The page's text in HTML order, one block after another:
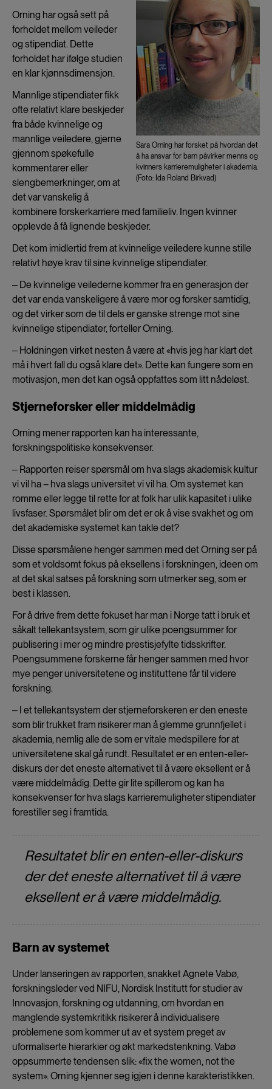
Sara Orning har forsket på hvordan det
å ha ansvar for barn påvirker menns og
kvinners karrieremuligheter i akademia.
(Foto: Ida Roland Birkvad)
Orning har også sett på
forholdet mellom veileder
og stipendiat. Dette
forholdet har ifølge studien
en klar kjønnsdimensjon.
Mannlige stipendiater fikk
ofte relativt klare beskjeder
fra både kvinnelige og
mannlige veiledere, gjerne
gjennom spøkefulle
kommentarer eller
slengbemerkninger, om at
det var vanskelig å
kombinere forskerkarriere med familieliv. Ingen kvinner
opplevde å få lignende beskjeder.
Det kom imidlertid frem at kvinnelige veiledere kunne stille
relativt høye krav til sine kvinnelige stipendiater.
‒ De kvinnelige veilederne kommer fra en generasjon der
det var enda vanskeligere å være mor og forsker samtidig,
og det virker som de til dels er ganske strenge mot sine
kvinnelige stipendiater, forteller Orning.
‒ Holdningen virket nesten å være at «hvis jeg har klart det
må i hvert fall du også klare det». Dette kan fungere som en
motivasjon, men det kan også oppfattes som litt nådeløst.
Stjerneforsker eller middelmådig
Orning mener rapporten kan ha interessante,
forskningspolitiske konsekvenser.
‒ Rapporten reiser spørsmål om hva slags akademisk kultur
vi vil ha – hva slags universitet vi vil ha. Om systemet kan
romme eller legge til rette for at folk har ulik kapasitet i ulike
livsfaser. Spørsmålet blir om det er ok å vise svakhet og om
det akademiske systemet kan takle det?
Disse spørsmålene henger sammen med det Orning ser på
som et voldsomt fokus på eksellens i forskningen, ideen om
at det skal satses på forskning som utmerker seg, som er
best i klassen.
For å drive frem dette fokuset har man i Norge tatt i bruk et
såkalt tellekantsystem, som gir ulike poengsummer for
publisering i mer og mindre prestisjefylte tidsskrifter.
Poengsummene forskerne får henger sammen med hvor
mye penger universitetene og instituttene får til videre
forskning.
‒ I et tellekantsystem der stjerneforskeren er den eneste
som blir trukket fram risikerer man å glemme grunnfjellet i
akademia, nemlig alle de som er vitale medspillere for at
universitetene skal gå rundt. Resultatet er en enten-eller-
diskurs der det eneste alternativet til å være eksellent er å
være middelmådig. Dette gir lite spillerom og kan ha
konsekvenser for hva slags karrieremuligheter stipendiater
forestiller seg i framtida.
Resultatet blir en enten-eller-diskurs
der det eneste alternativet til å være
eksellent er å være middelmådig.
Barn av systemet
Under lanseringen av rapporten, snakket Agnete Vabø,
forskningsleder ved NIFU, Nordisk Institutt for studier av
Innovasjon, forskning og utdanning, om hvordan en
manglende systemkritikk risikerer å individualisere
problemene som kommer ut av et system preget av
uformaliserte hierarkier og økt markedstenkning. Vabø
oppsummerte tendensen slik: «fix the women, not the
system». Orning kjenner seg igjen i denne karakteristikken.